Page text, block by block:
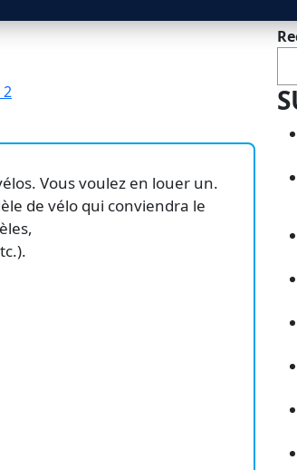
2
Vous voulez en louer un.
de vélo qui conviendra le